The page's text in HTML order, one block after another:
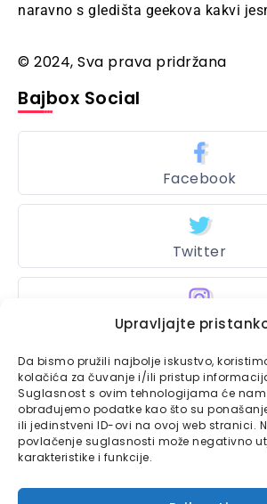
Upravljajte
Da bismo pružili najbolje iskustvo,
kolačića za čuvanje i/ili pristup
Suglasnost s ovim tehnologijama će
obrađujemo podatke kao što su
ili jedinstveni ID-ovi na ovoj web stranici.
povlačenje suglasnosti može negativno
karakteristike i funkcije.
naravno s gledišta geekova kakvi
© 2024, Sva prava pridržana
Bajbox Social
Facebook
Twitter
Instagram
Bajtbox
Linkovi
Kontaktirajte nas
usluge.